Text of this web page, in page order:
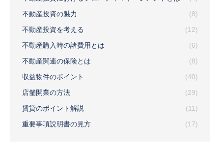
不動産投資の魅力
(8)
不動産投資を考える
(12)
不動産購入時の諸費用とは
(6)
不動産関連の保険とは
(8)
収益物件のポイント
(40)
店舗開業の方法
(29)
賃貸のポイント解説
(11)
重要事項説明書の見方
(17)